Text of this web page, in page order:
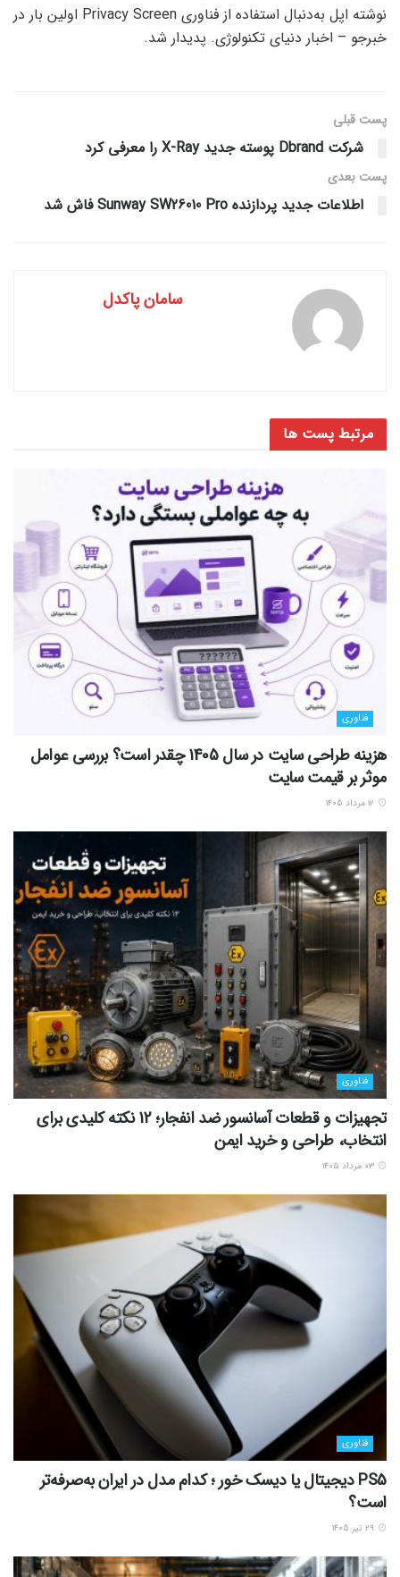
نوشته اپل به‌دنبال استفاده از فناوری Privacy Screen اولین بار در
خبرجو – اخبار دنیای تکنولوژی. پدیدار شد.
پست قبلی
شرکت Dbrand پوسته‌ جدید X-Ray را معرفی کرد
پست‌ بعدی
اطلاعات جدید پردازنده Sunway SW26010 Pro فاش شد
سامان پاکدل
مرتبط پست ها
فناوری
هزینه طراحی سایت در سال 1405 چقدر است؟ بررسی عوامل
موثر بر قیمت سایت
فناوری
تجهیزات و قطعات آسانسور ضد انفجار؛ 12 نکته کلیدی برای
انتخاب، طراحی و خرید ایمن
فناوری
PS5 دیجیتال یا دیسک خور ؛ کدام مدل در ایران به‌صرفه‌تر
است؟